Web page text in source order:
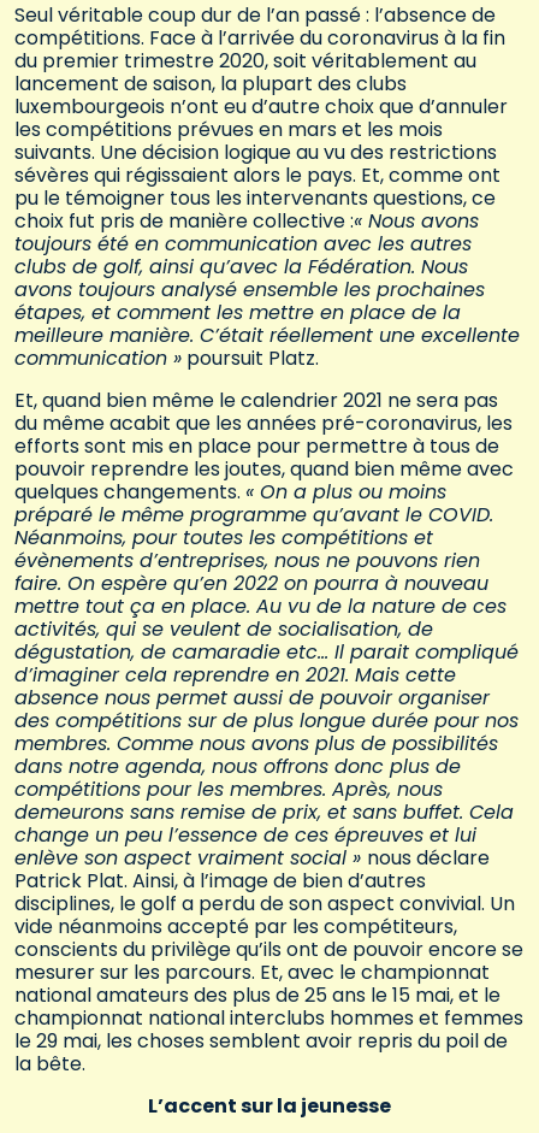
Seul véritable coup dur de l’an passé : l’absence de
compétitions. Face à l’arrivée du coronavirus à la fin
du premier trimestre 2020, soit véritablement au
lancement de saison, la plupart des clubs
luxembourgeois n’ont eu d’autre choix que d’annuler
les compétitions prévues en mars et les mois
suivants. Une décision logique au vu des restrictions
sévères qui régissaient alors le pays. Et, comme ont
pu le témoigner tous les intervenants questions, ce
choix fut pris de manière collective :« Nous avons
toujours été en communication avec les autres
clubs de golf, ainsi qu’avec la Fédération. Nous
avons toujours analysé ensemble les prochaines
étapes, et comment les mettre en place de la
meilleure manière. C’était réellement une excellente
communication » poursuit Platz.
Et, quand bien même le calendrier 2021 ne sera pas
du même acabit que les années pré-coronavirus, les
efforts sont mis en place pour permettre à tous de
pouvoir reprendre les joutes, quand bien même avec
quelques changements. « On a plus ou moins
préparé le même programme qu’avant le COVID.
Néanmoins, pour toutes les compétitions et
évènements d’entreprises, nous ne pouvons rien
faire. On espère qu’en 2022 on pourra à nouveau
mettre tout ça en place. Au vu de la nature de ces
activités, qui se veulent de socialisation, de
dégustation, de camaradie etc… Il parait compliqué
d’imaginer cela reprendre en 2021. Mais cette
absence nous permet aussi de pouvoir organiser
des compétitions sur de plus longue durée pour nos
membres. Comme nous avons plus de possibilités
dans notre agenda, nous offrons donc plus de
compétitions pour les membres. Après, nous
demeurons sans remise de prix, et sans buffet. Cela
change un peu l’essence de ces épreuves et lui
enlève son aspect vraiment social » nous déclare
Patrick Plat. Ainsi, à l’image de bien d’autres
disciplines, le golf a perdu de son aspect convivial. Un
vide néanmoins accepté par les compétiteurs,
conscients du privilège qu’ils ont de pouvoir encore se
mesurer sur les parcours. Et, avec le championnat
national amateurs des plus de 25 ans le 15 mai, et le
championnat national interclubs hommes et femmes
le 29 mai, les choses semblent avoir repris du poil de
la bête.
L’accent sur la jeunesse